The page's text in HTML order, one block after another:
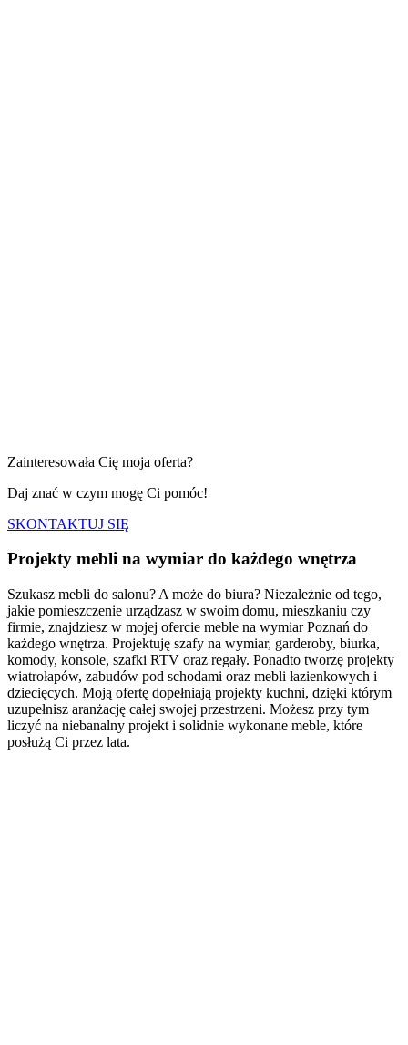
Zainteresowała Cię moja oferta?
Daj znać w czym mogę Ci pomóc!
SKONTAKTUJ SIĘ
Projekty mebli na wymiar do każdego wnętrza
Szukasz mebli do salonu? A może do biura? Niezależnie od tego,
jakie pomieszczenie urządzasz w swoim domu, mieszkaniu czy
firmie, znajdziesz w mojej ofercie meble na wymiar Poznań do
każdego wnętrza. Projektuję szafy na wymiar, garderoby, biurka,
komody, konsole, szafki RTV oraz regały. Ponadto tworzę projekty
wiatrołapów, zabudów pod schodami oraz mebli łazienkowych i
dziecięcych. Moją ofertę dopełniają projekty kuchni, dzięki którym
uzupełnisz aranżację całej swojej przestrzeni. Możesz przy tym
liczyć na niebanalny projekt i solidnie wykonane meble, które
posłużą Ci przez lata.